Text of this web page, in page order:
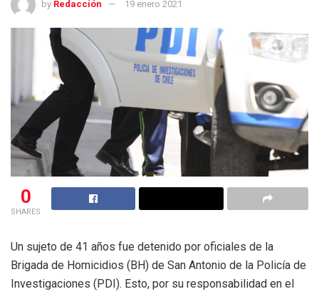
by Redacción 19 enero 2021
0
SHARES
Un sujeto de 41 años fue detenido por oficiales de la
Brigada de Homicidios (BH) de San Antonio de la Policía de
Investigaciones (PDI). Esto, por su responsabilidad en el